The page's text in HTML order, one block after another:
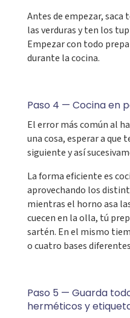
Antes de empezar,
las verduras y ten los
Empezar con todo
durante la cocina.
Paso 4 — Cocina en
El error más común al
una cosa, esperar a que
siguiente y así
La forma eficiente es
aprovechando los
mientras el horno asa
cuecen en la olla, tú
sartén. En el mismo
o cuatro bases
Paso 5 — Guarda
herméticos y